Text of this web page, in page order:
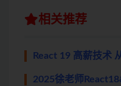
相关推荐
React 19 高薪技术
2025徐老师